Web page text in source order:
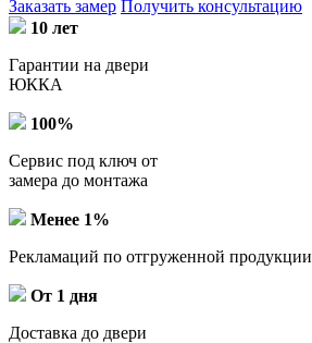
Заказать замер Получить консультацию
10 лет
Гарантии на двери
ЮККА
100%
Сервис под ключ от
замера до монтажа
Менее 1%
Рекламаций по отгруженной продукции
От 1 дня
Доставка до двери